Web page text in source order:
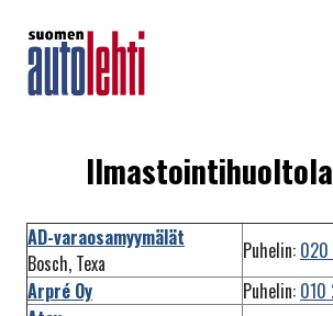
AD-varaosamyymälät
Bosch, Texa
Puhelin: 020
Arpré Oy
Puhelin: 010